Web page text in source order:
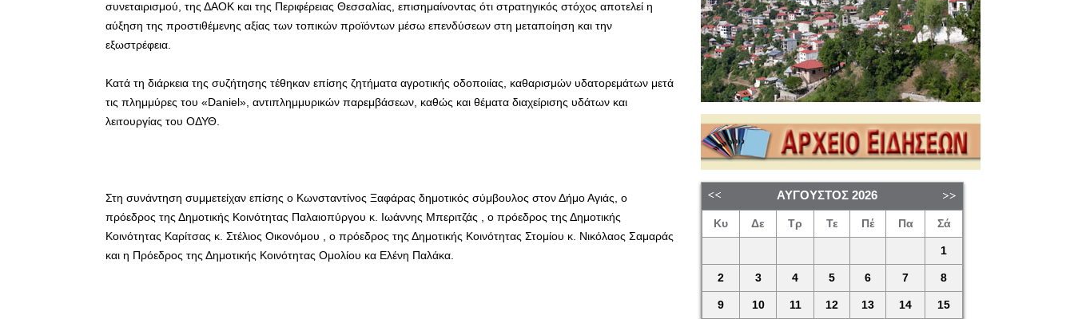
συνεταιρισμού, της ΔΑΟΚ και της Περιφέρειας Θεσσαλίας, επισημαίνοντας ότι στρατηγικός στόχος αποτελεί η
αύξηση της προστιθέμενης αξίας των τοπικών προϊόντων μέσω επενδύσεων στη μεταποίηση και την
εξωστρέφεια.
Κατά τη διάρκεια της συζήτησης τέθηκαν επίσης ζητήματα αγροτικής οδοποιίας, καθαρισμών υδατορεμάτων μετά
τις πλημμύρες του «Daniel», αντιπλημμυρικών παρεμβάσεων, καθώς και θέματα διαχείρισης υδάτων και
λειτουργίας του ΟΔΥΘ.
Στη συνάντηση συμμετείχαν επίσης ο Κωνσταντίνος Ξαφάρας δημοτικός σύμβουλος στον Δήμο Αγιάς, ο
πρόεδρος της Δημοτικής Κοινότητας Παλαιοπύργου κ. Ιωάννης Μπεριτζάς , ο πρόεδρος της Δημοτικής
Κοινότητας Καρίτσας κ. Στέλιος Οικονόμου , ο πρόεδρος της Δημοτικής Κοινότητας Στομίου κ. Νικόλαος Σαμαράς
και η Πρόεδρος της Δημοτικής Κοινότητας Ομολίου κα Ελένη Παλάκα.
ΑΎΓΟΥΣΤΟΣ 2026
Κυ Δε Τρ Τε Πέ Πα Σά
1
2 3 4 5 6 7 8
9 10 11 12 13 14 15